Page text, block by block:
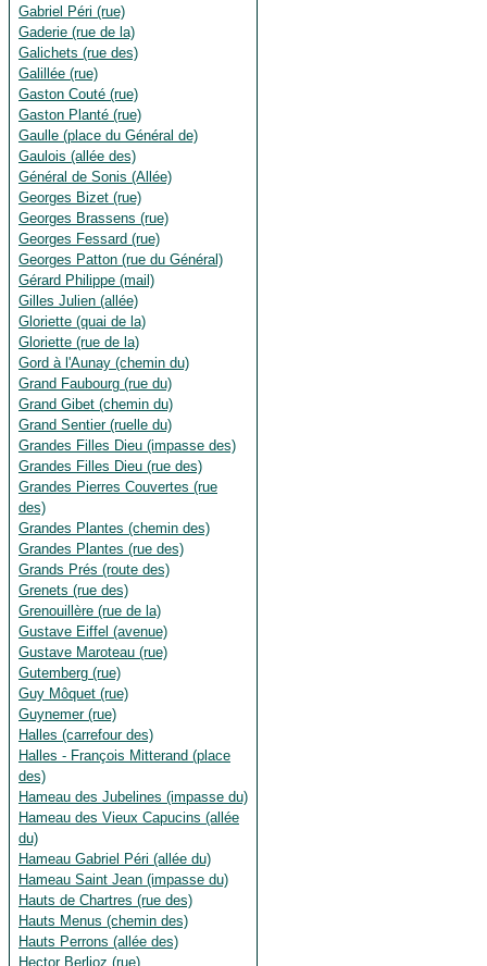
Gabriel Péri (rue)
Gaderie (rue de la)
Galichets (rue des)
Galillée (rue)
Gaston Couté (rue)
Gaston Planté (rue)
Gaulle (place du Général de)
Gaulois (allée des)
Général de Sonis (Allée)
Georges Bizet (rue)
Georges Brassens (rue)
Georges Fessard (rue)
Georges Patton (rue du Général)
Gérard Philippe (mail)
Gilles Julien (allée)
Gloriette (quai de la)
Gloriette (rue de la)
Gord à l'Aunay (chemin du)
Grand Faubourg (rue du)
Grand Gibet (chemin du)
Grand Sentier (ruelle du)
Grandes Filles Dieu (impasse des)
Grandes Filles Dieu (rue des)
Grandes Pierres Couvertes (rue
des)
Grandes Plantes (chemin des)
Grandes Plantes (rue des)
Grands Prés (route des)
Grenets (rue des)
Grenouillère (rue de la)
Gustave Eiffel (avenue)
Gustave Maroteau (rue)
Gutemberg (rue)
Guy Môquet (rue)
Guynemer (rue)
Halles (carrefour des)
Halles - François Mitterand (place
des)
Hameau des Jubelines (impasse du)
Hameau des Vieux Capucins (allée
du)
Hameau Gabriel Péri (allée du)
Hameau Saint Jean (impasse du)
Hauts de Chartres (rue des)
Hauts Menus (chemin des)
Hauts Perrons (allée des)
Hector Berlioz (rue)